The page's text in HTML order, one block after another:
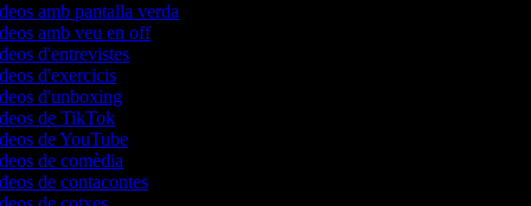
amb pantalla verda
amb veu en off
d'entrevistes
d'exercicis
d'unboxing
de TikTok
de YouTube
de comèdia
de contacontes